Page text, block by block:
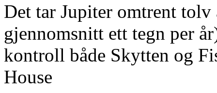
Det tar Jupiter omtrent
gjennomsnitt ett tegn per
kontroll både Skytten og
House